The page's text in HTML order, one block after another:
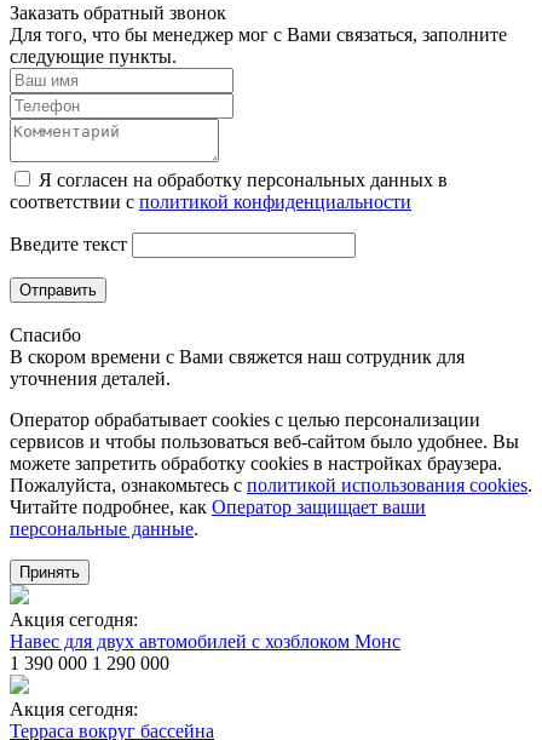
Заказать обратный звонок
Для того, что бы менеджер мог с Вами связаться, заполните
следующие пункты.
Я согласен на обработку персональных данных в
соответствии с политикой конфиденциальности
Введите текст
Отправить
Спасибо
В скором времени с Вами свяжется наш сотрудник для
уточнения деталей.
Оператор обрабатывает cookies с целью персонализации
сервисов и чтобы пользоваться веб-сайтом было удобнее. Вы
можете запретить обработку сookies в настройках браузера.
Пожалуйста, ознакомьтесь с политикой использования cookies.
Читайте подробнее, как Оператор защищает ваши
персональные данные.
Принять
Акция сегодня:
Навес для двух автомобилей с хозблоком Монс
1 390 000 1 290 000
Акция сегодня:
Терраса вокруг бассейна